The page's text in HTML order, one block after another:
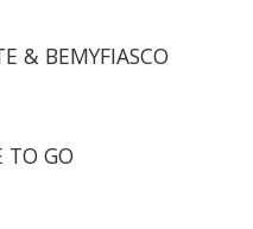
& BEMYFIASCO
TO GO